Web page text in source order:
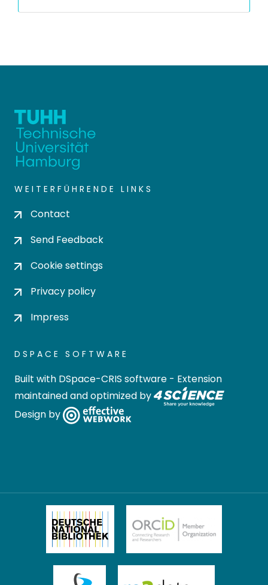
WEITERFÜHRENDE LINKS
Contact
Send Feedback
Cookie settings
Privacy policy
Impress
DSPACE SOFTWARE
Built with DSpace-CRIS software - Extension
maintained and optimized by
Design by